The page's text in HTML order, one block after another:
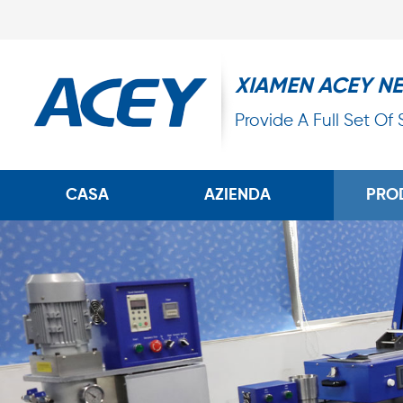
XIAMEN ACEY
Provide A Full Set
CASA AZIENDA